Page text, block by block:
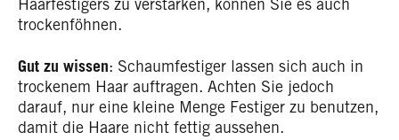
Haarfestigers zu verstärken, können Sie es auch
trockenföhnen.
Gut zu wissen: Schaumfestiger lassen sich auch in
trockenem Haar auftragen. Achten Sie jedoch
darauf, nur eine kleine Menge Festiger zu benutzen,
damit die Haare nicht fettig aussehen.